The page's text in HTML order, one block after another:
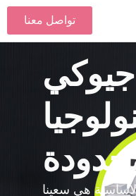
تواصل معنا
جيوكي
هي سعينا